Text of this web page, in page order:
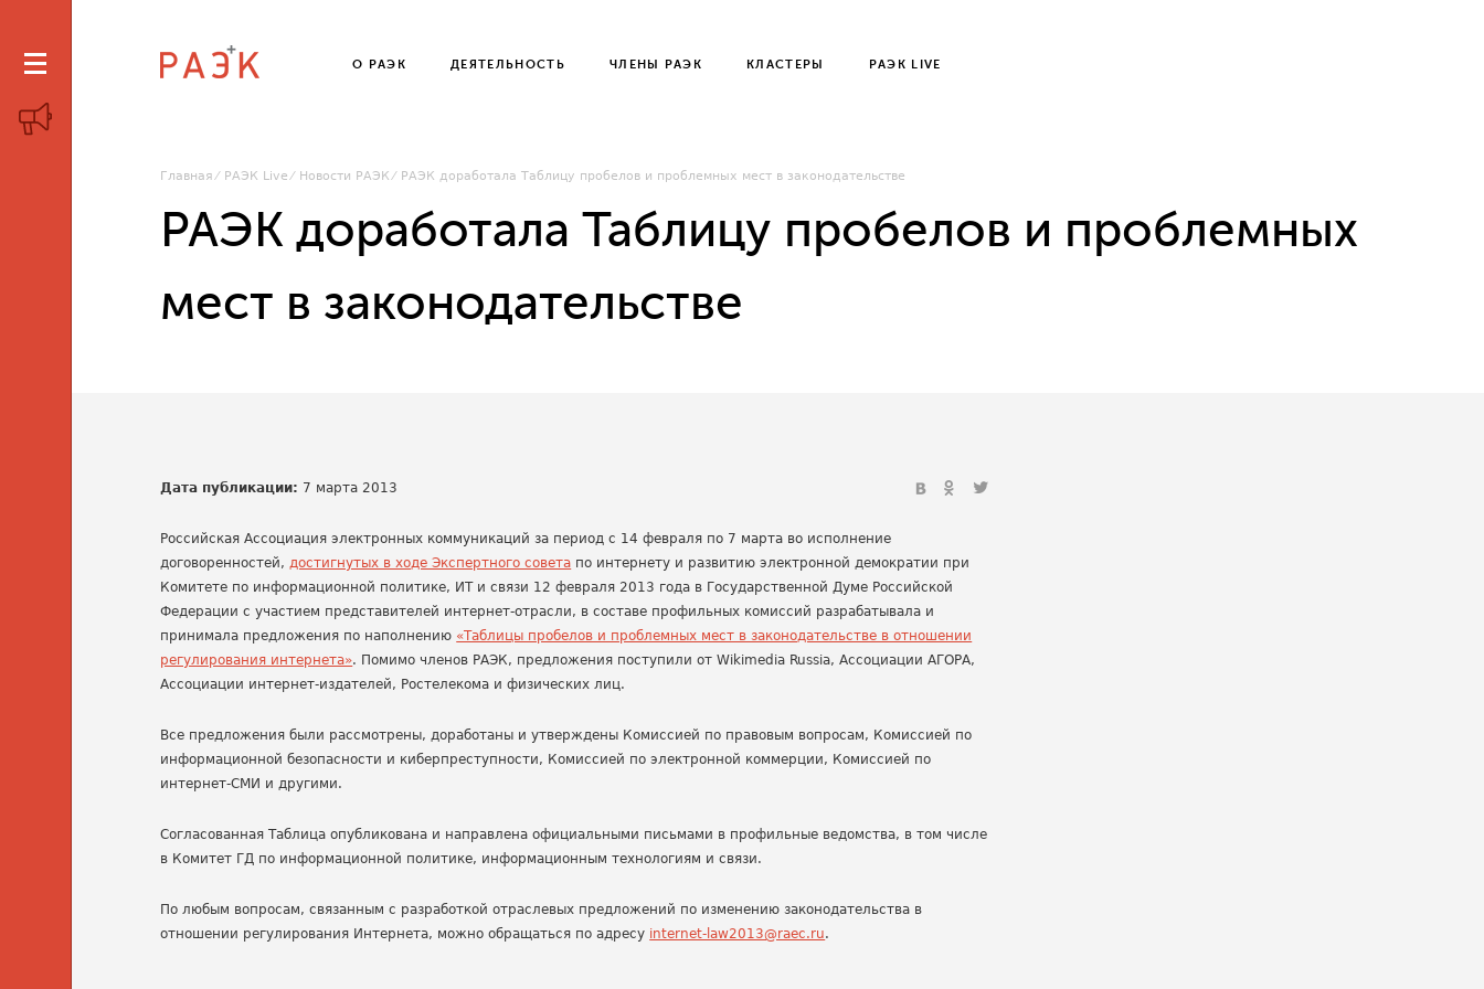
О РАЭК ДЕЯТЕЛЬНОСТЬ ЧЛЕНЫ РАЭК КЛАСТЕРЫ РАЭК LIVE
Главная РАЭК Live Новости РАЭК РАЭК доработала Таблицу пробелов и проблемных мест в законодательстве
РАЭК доработала Таблицу пробелов и проблемных
мест в законодательстве
Дата публикации: 7 марта 2013
Российская Ассоциация электронных коммуникаций за период с 14 февраля по 7 марта во исполнение
договоренностей,достигнутых в ходе Экспертного совета по интернету и развитию электронной демократии при
Комитете по информационной политике, ИТ и связи 12 февраля 2013 года в Государственной Думе Российской
Федерации с участием представителей интернет-отрасли, в составе профильных комиссий разрабатывала и
принимала предложения по наполнению «Таблицы пробелов и проблемных мест в законодательстве в отношении
регулирования интернета». Помимо членов РАЭК, предложения поступили от Wikimedia Russia, Ассоциации АГОРА,
Ассоциации интернет-издателей, Ростелекома и физических лиц.
Все предложения были рассмотрены, доработаны и утверждены Комиссией по правовым вопросам, Комиссией по
информационной безопасности и киберпреступности, Комиссией по электронной коммерции, Комиссией по
интернет-СМИ и другими.
Согласованная Таблица опубликована и направлена официальными письмами в профильные ведомства, в том числе
в Комитет ГД по информационной политике, информационным технологиям и связи.
По любым вопросам, связанным с разработкой отраслевых предложений по изменению законодательства в
отношении регулирования Интернета, можно обращаться по адресу internet-law2013@raec.ru.